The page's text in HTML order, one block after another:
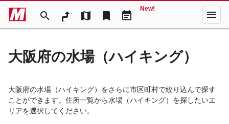
search map bookmark event_note
New! menu
大阪府の水場（ハイキング）
大阪府の水場（ハイキング）をさらに市区町村で絞り込んで探す
ことができます。住所一覧から水場（ハイキング）を探したいエ
リアを選択してください。